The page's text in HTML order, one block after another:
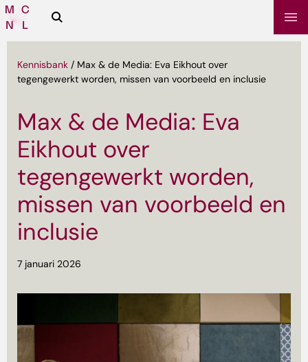
Media
Campus
Zoeken
Kennisbank / Max & de Media: Eva Eikhout over
tegengewerkt worden, missen van voorbeeld en inclusie
Max & de Media: Eva
Eikhout over
tegengewerkt worden,
missen van voorbeeld en
inclusie
7 januari 2026